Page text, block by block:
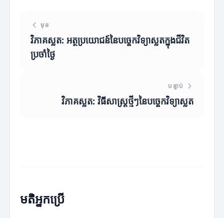
មុន
វិភាគស្លត: អត្ថប្រយោជន៍នៃបច្ចេកវិទ្យាស្លតក្នុងជីវិត
ប្រចាំថ្ងៃ
បន្ទាប់
វិភាគស្លត: វិធីសាស្ត្រថ្មីៗនៃបច្ចេកវិទ្យាស្លត
មតិអ្នកប្រើ